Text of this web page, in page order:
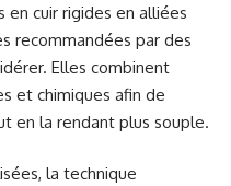
en cuir rigides en alliées
recommandées par des
Elles combinent
et chimiques afin de
en la rendant plus souple.
la technique